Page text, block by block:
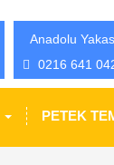
Anadolu
0216 641
PETEK